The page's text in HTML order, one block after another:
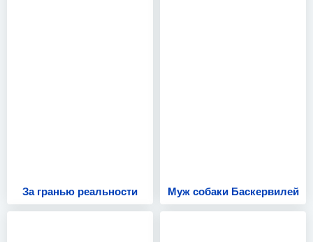
За гранью реальности Муж собаки Баскервилей